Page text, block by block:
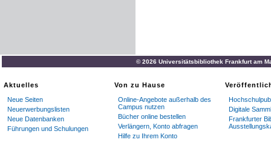
© 2026 Universitätsbibliothek Frankfurt am
Aktuelles
Neue Seiten
Neuerwerbungslisten
Neue Datenbanken
Führungen und Schulungen
Von zu Hause
Online-Angebote außerhalb des
Campus nutzen
Bücher online bestellen
Verlängern, Konto abfragen
Hilfe zu Ihrem Konto
Digitale
Frankfurter